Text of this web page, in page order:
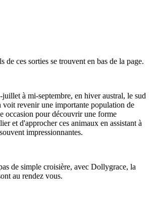
de ces sorties se trouvent en bas de la page.
juillet à mi-septembre, en hiver austral, le sud
voit revenir une importante population de
occasion pour découvrir une forme
et d'approcher ces animaux en assistant à
impressionnantes.
de simple croisière, avec Dollygrace, la
au rendez vous.